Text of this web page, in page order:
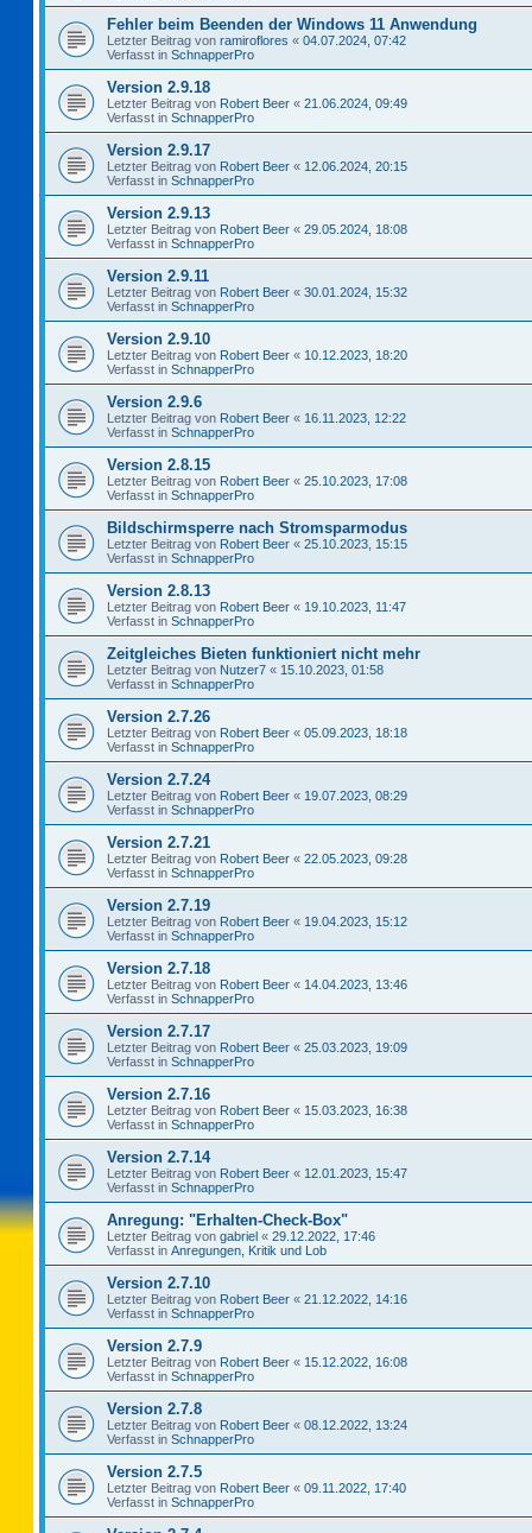
Fehler beim Beenden der Windows 11 Anwendung
Letzter Beitrag von ramiroflores « 04.07.2024, 07:42
Verfasst in SchnapperPro
Version 2.9.18
Letzter Beitrag von Robert Beer « 21.06.2024, 09:49
Verfasst in SchnapperPro
Version 2.9.17
Letzter Beitrag von Robert Beer « 12.06.2024, 20:15
Verfasst in SchnapperPro
Version 2.9.13
Letzter Beitrag von Robert Beer « 29.05.2024, 18:08
Verfasst in SchnapperPro
Version 2.9.11
Letzter Beitrag von Robert Beer « 30.01.2024, 15:32
Verfasst in SchnapperPro
Version 2.9.10
Letzter Beitrag von Robert Beer « 10.12.2023, 18:20
Verfasst in SchnapperPro
Version 2.9.6
Letzter Beitrag von Robert Beer « 16.11.2023, 12:22
Verfasst in SchnapperPro
Version 2.8.15
Letzter Beitrag von Robert Beer « 25.10.2023, 17:08
Verfasst in SchnapperPro
Bildschirmsperre nach Stromsparmodus
Letzter Beitrag von Robert Beer « 25.10.2023, 15:15
Verfasst in SchnapperPro
Version 2.8.13
Letzter Beitrag von Robert Beer « 19.10.2023, 11:47
Verfasst in SchnapperPro
Zeitgleiches Bieten funktioniert nicht mehr
Letzter Beitrag von Nutzer7 « 15.10.2023, 01:58
Verfasst in SchnapperPro
Version 2.7.26
Letzter Beitrag von Robert Beer « 05.09.2023, 18:18
Verfasst in SchnapperPro
Version 2.7.24
Letzter Beitrag von Robert Beer « 19.07.2023, 08:29
Verfasst in SchnapperPro
Version 2.7.21
Letzter Beitrag von Robert Beer « 22.05.2023, 09:28
Verfasst in SchnapperPro
Version 2.7.19
Letzter Beitrag von Robert Beer « 19.04.2023, 15:12
Verfasst in SchnapperPro
Version 2.7.18
Letzter Beitrag von Robert Beer « 14.04.2023, 13:46
Verfasst in SchnapperPro
Version 2.7.17
Letzter Beitrag von Robert Beer « 25.03.2023, 19:09
Verfasst in SchnapperPro
Version 2.7.16
Letzter Beitrag von Robert Beer « 15.03.2023, 16:38
Verfasst in SchnapperPro
Version 2.7.14
Letzter Beitrag von Robert Beer « 12.01.2023, 15:47
Verfasst in SchnapperPro
Anregung: "Erhalten-Check-Box"
Letzter Beitrag von gabriel « 29.12.2022, 17:46
Verfasst in Anregungen, Kritik und Lob
Version 2.7.10
Letzter Beitrag von Robert Beer « 21.12.2022, 14:16
Verfasst in SchnapperPro
Version 2.7.9
Letzter Beitrag von Robert Beer « 15.12.2022, 16:08
Verfasst in SchnapperPro
Version 2.7.8
Letzter Beitrag von Robert Beer « 08.12.2022, 13:24
Verfasst in SchnapperPro
Version 2.7.5
Letzter Beitrag von Robert Beer « 09.11.2022, 17:40
Verfasst in SchnapperPro